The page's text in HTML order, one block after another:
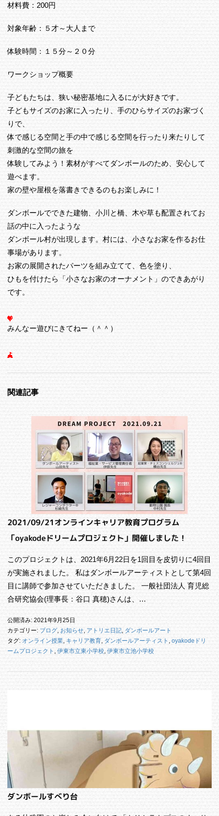
材料費：200円
対象年齢：５才～大人まで
体験時間：１５分～２０分
ワークショップ概要
子どもたちは、狭い秘密基地に入るにが大好きです。
子どもサイズのお家に入ったり、手のひらサイズのお家づく
りで、
体で感じる空間と手の中で感じる空間を行ったり来たりして
刺激的な空間の旅を
体験してみよう！素材がすべてダンボールのため、安心して
遊べます。
家の壁や屋根を落書きできるのもお楽しみに！
ダンボールでできた建物、小川と橋、木や草も配置されてお
話の中に入ったような
ダンボール村が出現します。村には、小さなお家を作るお仕
事場があります。
お家の展開されたパーツを組み立てて、色を塗り、
ひもを付けたら「小さなお家のオーナメント」のできあがり
です。
みんなー遊びにきてねー（＾＾）
関連記事
2021/09/21オンラインキャリア教育プログラム
「oyakodeドリームプロジェクト」開催しました！
このプロジェクトは、2021年6月22日を1回目を皮切りに4回目
が実施されました。 私はダンボールアーティストとして第4回
目に講師で参加させていただきました。 一般社団法人 育児総
合研究協会(理事長：谷口 真穂)さんは、…
公開済み: 2021年9月25日
カテゴリー: ブログ, お知らせ, アトリエ日記, ダンボールアート
タグ: オンライン授業, キャリア教育, ダンボールアーティスト , oyakodeドリ
ームプロジェクト , 伊東市立東小学校, 伊東市立池小学校
ダンボールすべり台